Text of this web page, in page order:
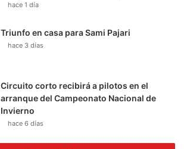
hace 1 día
Triunfo en casa para Sami Pajari
hace 3 días
Circuito corto recibirá a pilotos en el
arranque del Campeonato Nacional de
Invierno
hace 6 días